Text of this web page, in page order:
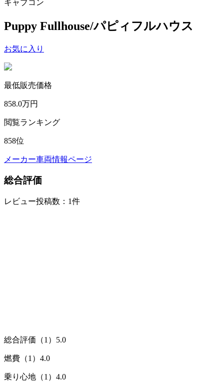
キャブコン
Puppy Fullhouse/パピィフルハウス
お気に入り
最低販売価格
858.0万円
閲覧ランキング
858位
メーカー車両情報ページ
総合評価
レビュー投稿数：1件
総合評価（1） 5.0
燃費（1） 4.0
乗り心地（1） 4.0